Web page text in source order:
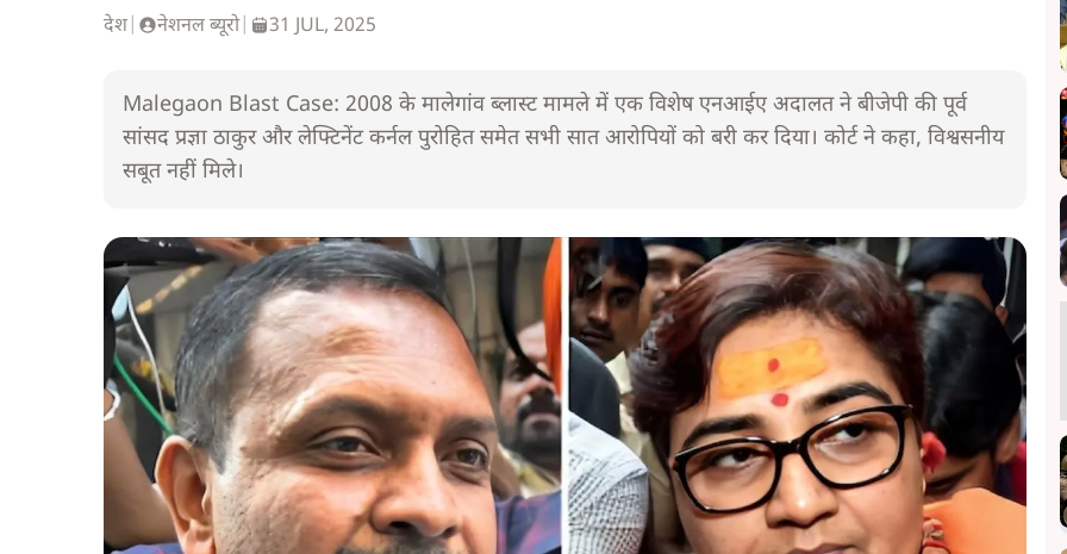
देश नेशनल ब्यूरो| 31 JUL, 2025
Malegaon Blast Case: 2008 के मालेगांव ब्लास्ट मामले में एक विशेष एनआईए अदालत ने बीजेपी की पूर्व
सांसद प्रज्ञा ठाकुर और लेफ्टिनेंट कर्नल पुरोहित समेत सभी सात आरोपियों को बरी कर दिया। कोर्ट ने कहा, विश्वसनीय
सबूत नहीं मिले।